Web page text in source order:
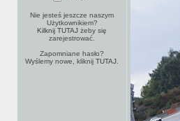
Nie jesteś jeszcze naszym
Użytkownikiem?
Kilknij TUTAJ żeby się
zarejestrować.
Zapomniane hasło?
Wyślemy nowe, kliknijTUTAJ